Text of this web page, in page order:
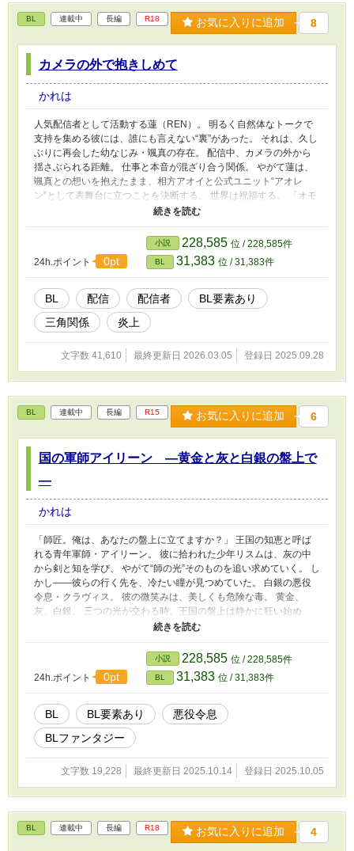
BL 連載中 長編 R18 お気に入りに追加 8
カメラの外で抱きしめて
かれは
人気配信者として活動する蓮（REN）。 明るく自然体なトークで
支持を集める彼には、誰にも言えない“裏”があった。 それは、久し
ぶりに再会した幼なじみ・颯真の存在。 配信中、カメラの外から
揺さぶられる距離。 仕事と本音が混ざり合う関係。 やがて蓮は、
颯真との想いを抱えたまま、相方アオイと公式ユニット“アオレ
ン”として表舞台に立つことを決断する。 世界は祝福する。 「オモ
テの恋人」として。 だがその裏で、 颯真は静かに支える立場へと
〈AXIS（アクシズ）〉。 甘さと空気感で魅せるアオレンと、 実力
と覚悟で突き進むアクシズ。 祝福はやがて比較へ。 人気は競争
へ。 選ばれるのは、どんな関係か。 カメラの前で笑う恋。 カメラ
の外で支える愛。 そして、自分で未来を選ぶ覚悟。 配信者界を舞
台に描く、 再会から始まる業界BLドラマ。
24h.ポイント 0pt
小説 228,585 位 / 228,585件
BL 31,383 位 / 31,383件
BL 配信 配信者
BL要素あり
三角関係
炎上
文字数 41,610 最終更新日 2026.03.05 登録日 2025.09.28
BL 連載中 長編 R15 お気に入りに追加 6
国の軍師アイリーン ―黄金と灰と白銀の盤上で
―
かれは
「師匠。俺は、あなたの盤上に立てますか？」 王国の知恵と呼ば
れる青年軍師・アイリーン。 彼に拾われた少年リスムは、灰の中
から剣と知を学び、 やがて“師の光”そのものを追い求めていく。 し
かし――彼らの行く先を、冷たい瞳が見つめていた。 白銀の悪役
令息・クラヴィス。 彼の微笑みは、美しくも危険な毒。 黄金、
灰、白銀。 三つの光が交わる時、王国の盤上は静かに狂い始め
る。 師弟×悪役令息×王国戦記BL。 理性の国で、感情が最も罪にな
24h.ポイント 0pt
小説 228,585 位 / 228,585件
BL 31,383 位 / 31,383件
BL BL要素あり
悪役令息
BLファンタジー
文字数 19,228 最終更新日 2025.10.14 登録日 2025.10.05
BL 連載中 長編 R18 お気に入りに追加 4